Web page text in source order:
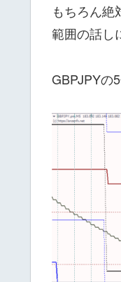
もちろん
範囲の話し
GBPJPYの